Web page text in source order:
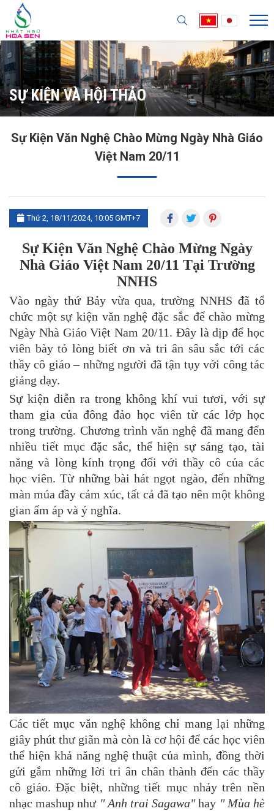
SỰ KIỆN VÀ HỘI THẢO
Sự Kiện Văn Nghệ Chào Mừng Ngày Nhà Giáo
Việt Nam 20/11
Thứ 2, 18/11/2024, 10:05 GMT+7
Sự Kiện Văn Nghệ Chào Mừng Ngày
Nhà Giáo Việt Nam 20/11 Tại Trường
NNHS
Vào ngày thứ Bảy vừa qua, trường NNHS đã tổ
chức một sự kiện văn nghệ đặc sắc để chào mừng
Ngày Nhà Giáo Việt Nam 20/11. Đây là dịp để học
viên bày tỏ lòng biết ơn và tri ân sâu sắc tới các
thầy cô giáo – những người đã tận tụy với công tác
giảng dạy.
Sự kiện diễn ra trong không khí vui tươi, với sự
tham gia của đông đảo học viên từ các lớp học
trong trường. Chương trình văn nghệ đã mang đến
nhiều tiết mục đặc sắc, thể hiện sự sáng tạo, tài
năng và lòng kính trọng đối với thầy cô của các
học viên. Từ những bài hát ngọt ngào, đến những
màn múa đầy cảm xúc, tất cả đã tạo nên một không
gian ấm áp và ý nghĩa.
Các tiết mục văn nghệ không chỉ mang lại những
giây phút thư giãn mà còn là cơ hội để các học viên
thể hiện khả năng nghệ thuật của mình, đồng thời
gửi gắm những lời tri ân chân thành đến các thầy
cô giáo. Đặc biệt, những tiết mục nhảy trên nền
nhạc mashup như " Anh trai Sagawa"hay " Mùa hè